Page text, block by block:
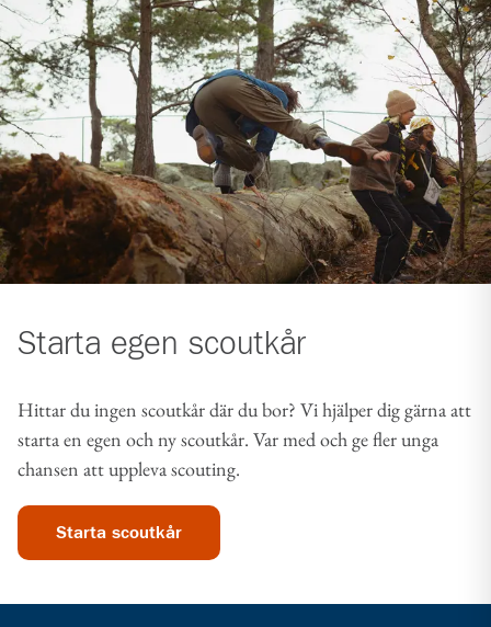
Starta egen scoutkår
Hittar du ingen scoutkår där du bor? Vi hjälper dig gärna att
starta en egen och ny scoutkår. Var med och ge fler unga
chansen att uppleva scouting.
Starta scoutkår